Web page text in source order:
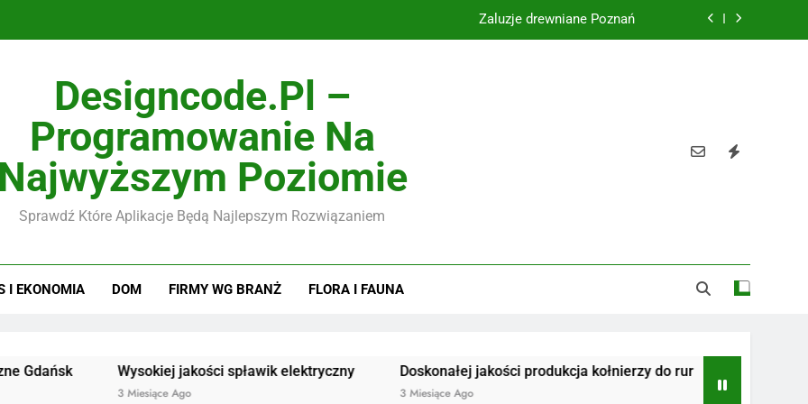
Żaluzje drewniane Poznań
Designcode.pl –
Programowanie Na
Najwyższym Poziomie
Sprawdź Które Aplikacje Będą Najlepszym Rozwiązaniem
I EKONOMIA DOM FIRMY WG BRANŻ FLORA I FAUNA
Wysokiej jakości spławik elektryczny
3 Miesiące Ago
Doskonałej jakości produkcja kołnierzy do rur
3 Miesiące Ago
Radiotelefony
3 Miesiące Ago